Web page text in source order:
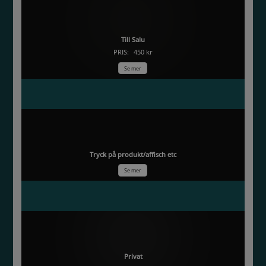
Till Salu
PRIS: 450 kr
Se mer
Tryck på produkt/affisch etc
Se mer
Privat